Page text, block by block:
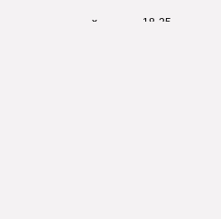
18-25
zo sveta, že som